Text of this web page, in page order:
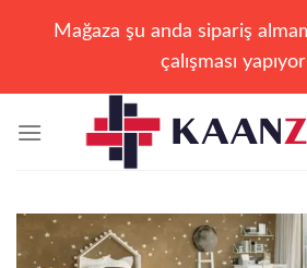
Mağaza şu anda sipariş
çalışması
atla